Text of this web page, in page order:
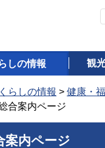
しの情報 観
くらしの情報 > 健康・
合案内ページ
案内ページ